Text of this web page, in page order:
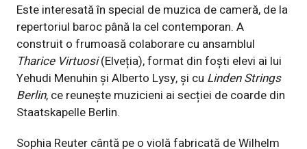
Este interesată în special de muzica de cameră, de la
repertoriul baroc până la cel contemporan. A
construit o frumoasă colaborare cu ansamblul
Tharice Virtuosi(Elveția), format din foști elevi ai lui
Yehudi Menuhin și Alberto Lysy, și cu Linden Strings
Berlin, ce reunește muzicieni ai secției de coarde din
Staatskapelle Berlin.
Sophia Reuter cântă pe o violă fabricată de Wilhelm